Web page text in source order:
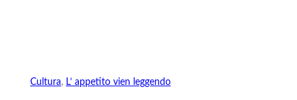
Cultura, L’ appetito vien leggendo